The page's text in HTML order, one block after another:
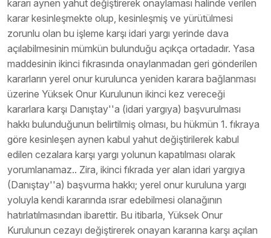
kararı aynen yahut değiştirerek onaylaması halinde verilen
karar kesinleşmekte olup, kesinleşmiş ve yürütülmesi
zorunlu olan bu işleme karşı idari yargı yerinde dava
açılabilmesinin mümkün bulunduğu açıkça ortadadır. Yasa
maddesinin ikinci fıkrasında onaylanmadan geri gönderilen
kararların yerel onur kurulunca yeniden karara bağlanması
üzerine Yüksek Onur Kurulunun ikinci kez vereceği
kararlara karşı Danıştay''a (idari yargıya) başvurulması
hakkı bulunduğunun belirtilmiş olması, bu hükmün 1. fıkraya
göre kesinleşen aynen kabul yahut değiştirilerek kabul
edilen cezalara karşı yargı yolunun kapatılması olarak
yorumlanamaz.. Zira, ikinci fıkrada yer alan idari yargıya
(Danıştay''a) başvurma hakkı; yerel onur kuruluna yargı
yoluyla kendi kararında ısrar edebilmesi olanağının
hatırlatılmasından ibarettir. Bu itibarla, Yüksek Onur
Kurulunun cezayı değiştirerek onayan kararına karşı açılan